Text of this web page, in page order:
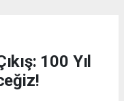
100 Yıl